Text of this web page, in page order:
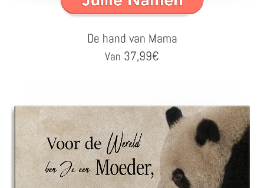
De hand van Mama
Van 37,99€